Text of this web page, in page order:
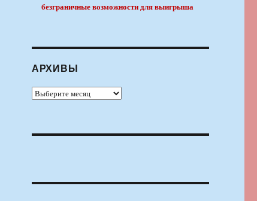
безграничные возможности для выигрыша
АРХИВЫ
Архивы